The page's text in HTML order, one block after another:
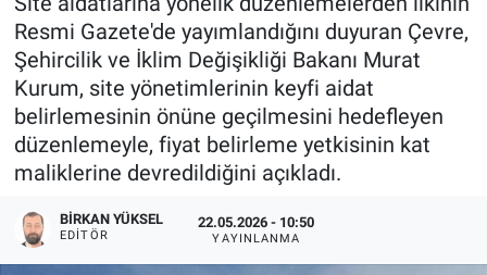
Resmi Gazete'de yayımlandığını duyuran Çevre,
Şehircilik ve İklim Değişikliği Bakanı Murat
Kurum, site yönetimlerinin keyfi aidat
belirlemesinin önüne geçilmesini hedefleyen
düzenlemeyle, fiyat belirleme yetkisinin kat
maliklerine devredildiğini açıkladı.
BIRKAN YÜKSEL
EDITÖR
22.05.2026 - 10:50
YAYINLANMA